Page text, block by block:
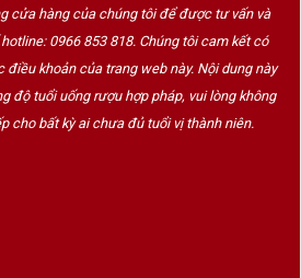
cửa hàng của chúng tôi để được tư vấn và
0966 853 818. Chúng tôi cam kết có
điều khoản của trang web này. Nội dung này
độ tuổi uống rượu hợp pháp, vui lòng không
cho bất kỳ ai chưa đủ tuổi vị thành niên.